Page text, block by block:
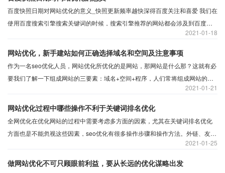
01-18
2021
百度快照日期对网站优化的意义_快照更新频率越快深得百度关注和喜爱 我们在
使用百度搜索引擎搜索关键词的时候，搜索引擎推荐的网站都会涉及到百度快
照，在使用高级搜索指令site:+域名查询网站收录量时候。显示的结果页面，网
站的收录也会出现百度快照（site高级搜索指令，是一个查询网站一定时期内收
01-21
2021
网站优化，新手建站如何正确选择域名和空间及注意事项
作为一名seo优化人员，网站优化所优化的是网站，那网站是什么那？这就有必
要我们了解一下组成网站的三要素：域名+空间+程序，人们常将组成网站的三
要素通俗的比作域名（门牌号）、空间（房子）、程序（房屋架构），网站建
站程序网上有很多有织梦、帝国等，但域名和空间选择他们两者最好是选一家
01-25
2021
网站优化过程中哪些操作不利于关键词排名优化
全网优化在优化网站的过程中需要考虑多方面的因素，尤其在关键词排名优化
方面也是不能忽视这些因素，seo优化有很多操作步骤和操作方法。外链、友情
链接、关键词密度、标粗、网页标题......seo优化是一把双刃剑，用的好会给网
站核心关键词带来不错的排名效果。
做网站优化不可只顾眼前利益，要从长远的优化谋略出发